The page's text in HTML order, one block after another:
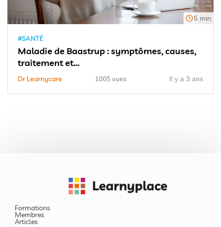
5 min
#SANTÉ
Maladie de Baastrup : symptômes, causes,
traitement et...
Dr Learnycare 1005 vues Il y a 3 ans
Formations
Membres
Articles